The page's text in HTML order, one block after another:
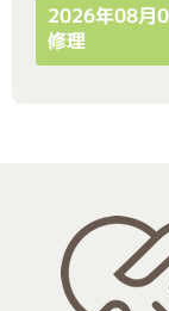
2026年08月
修理